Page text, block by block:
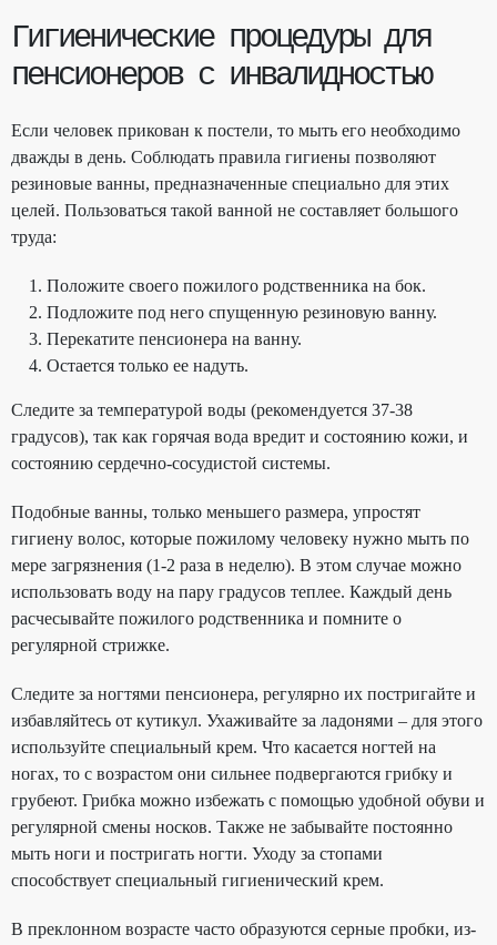
Гигиенические процедуры для
пенсионеров с инвалидностью
Если человек прикован к постели, то мыть его необходимо
дважды в день. Соблюдать правила гигиены позволяют
резиновые ванны, предназначенные специально для этих
целей. Пользоваться такой ванной не составляет большого
труда:
Положите своего пожилого родственника на бок.
Подложите под него спущенную резиновую ванну.
Перекатите пенсионера на ванну.
Остается только ее надуть.
Следите за температурой воды (рекомендуется 37-38
градусов), так как горячая вода вредит и состоянию кожи, и
состоянию сердечно-сосудистой системы.
Подобные ванны, только меньшего размера, упростят
гигиену волос, которые пожилому человеку нужно мыть по
мере загрязнения (1-2 раза в неделю). В этом случае можно
использовать воду на пару градусов теплее. Каждый день
расчесывайте пожилого родственника и помните о
регулярной стрижке.
Следите за ногтями пенсионера, регулярно их постригайте и
избавляйтесь от кутикул. Ухаживайте за ладонями – для этого
используйте специальный крем. Что касается ногтей на
ногах, то с возрастом они сильнее подвергаются грибку и
грубеют. Грибка можно избежать с помощью удобной обуви и
регулярной смены носков. Также не забывайте постоянно
мыть ноги и постригать ногти. Уходу за стопами
способствует специальный гигиенический крем.
В преклонном возрасте часто образуются серные пробки, из-